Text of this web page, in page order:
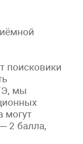
поисковики
мы
могут
2 балла,